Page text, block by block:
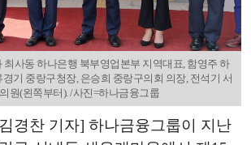
최사동 하나은행 북부영업본부 지역대표, 함영주 하
기 중랑구청장, 은승희 중랑구의회 의장, 전석기 서
원(왼쪽부터). /사진=하나금융그룹
경찬 기자] 하나금융그룹이 지난